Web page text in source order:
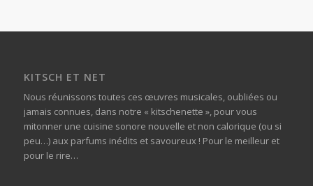
KITSCH ET NET
Nous réunissons toutes ces œuvres musicales, oubliées ou
jamais connues, dans notre « kitschenette », pour vous
mitonner une cuisine sonore nouvelle et non calorique (ou si
peu…) aux parfums inédits et savoureux ! Pour le meilleur et
pour le rire…